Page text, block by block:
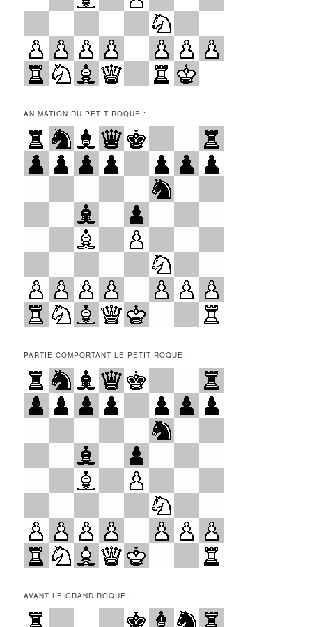
ANIMATION DU PETIT ROQUE :
PARTIE COMPORTANT LE PETIT ROQUE :
AVANT LE GRAND ROQUE :